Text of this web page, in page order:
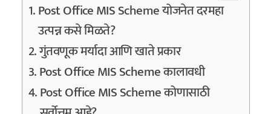
Post Office MIS Scheme योजनेत दरमहा
उत्पन्न कसे मिळते?
गुंतवणूक मर्यादा आणि खाते प्रकार
Post Office MIS Scheme कालावधी
Post Office MIS Scheme कोणासाठी